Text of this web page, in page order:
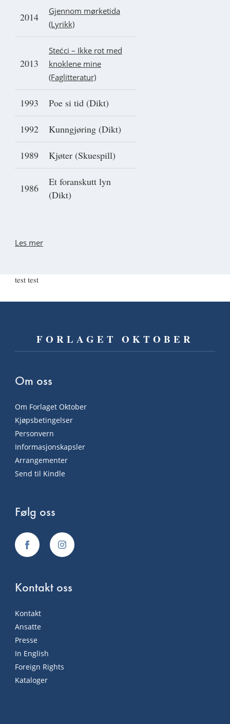
2014
Gjennom mørketida
(Lyrikk)
2013
Stećci – Ikke rot med
knoklene mine
(Faglitteratur)
1993 Poe si tid (Dikt)
1992 Kunngjøring (Dikt)
1989 Kjøter (Skuespill)
1986
Et foranskutt lyn
(Dikt)
Les mer
test test
FORLAGET OKTOBER
Om oss
Om Forlaget Oktober
Kjøpsbetingelser
Personvern
Informasjonskapsler
Arrangementer
Send til Kindle
Følg oss
Kontakt oss
Kontakt
Ansatte
Presse
In English
Foreign Rights
Kataloger